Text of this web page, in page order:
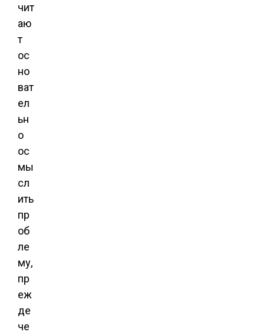
чит
аю
т
ос
но
ват
ел
ьн
о
ос
мы
сл
ить
пр
об
ле
му,
пр
еж
де
че